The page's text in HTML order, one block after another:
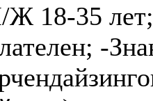
18-35
-